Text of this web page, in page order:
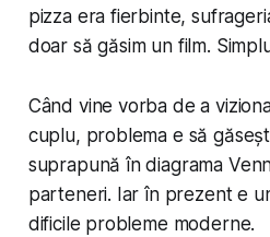
pizza era fierbinte,
doar să găsim un film.
Când vine vorba de a
cuplu, problema e să
suprapună în diagrama
parteneri. Iar în prezent e
dificile probleme moderne.